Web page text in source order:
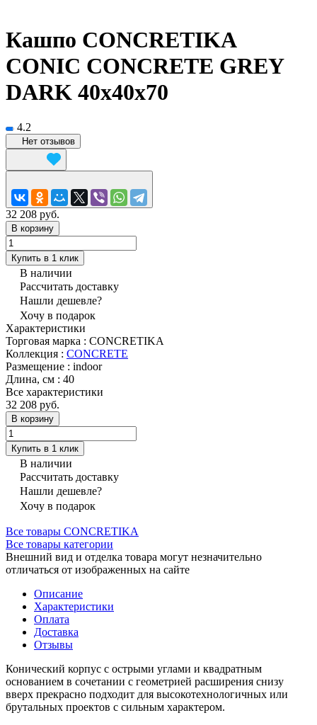
Кашпо CONCRETIKA
CONIC CONCRETE GREY
DARK 40x40x70
4.2
Нет отзывов
32 208 руб.
В корзину
Купить в 1 клик
В наличии
Рассчитать доставку
Нашли дешевле?
Хочу в подарок
Характеристики
Торговая марка : CONCRETIKA
Коллекция : CONCRETE
Размещение : indoor
Длина, см : 40
Все характеристики
32 208 руб.
В корзину
Купить в 1 клик
В наличии
Рассчитать доставку
Нашли дешевле?
Хочу в подарок
Все товары CONCRETIKA
Все товары категории
Внешний вид и отделка товара могут незначительно
отличаться от изображенных на сайте
Описание
Характеристики
Оплата
Доставка
Отзывы
Конический корпус с острыми углами и квадратным
основанием в сочетании с геометрией расширения снизу
вверх прекрасно подходит для высокотехнологичных или
брутальных проектов с сильным характером.